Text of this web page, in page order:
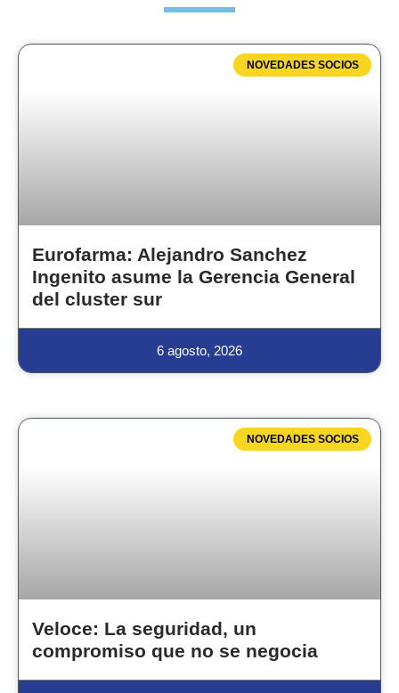
NOVEDADES SOCIOS
Eurofarma: Alejandro Sanchez
Ingenito asume la Gerencia General
del cluster sur
6 agosto, 2026
NOVEDADES SOCIOS
Veloce: La seguridad, un
compromiso que no se negocia